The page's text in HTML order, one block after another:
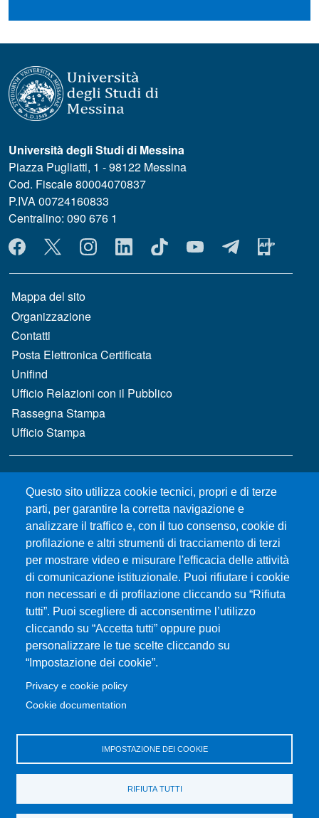
Questo sito utilizza cookie tecnici, propri e di terze
parti, per garantire la corretta navigazione e
analizzare il traffico e, con il tuo consenso, cookie di
profilazione e altri strumenti di tracciamento di terzi
per mostrare video e misurare l'efficacia delle attività
di comunicazione istituzionale. Puoi rifiutare i cookie
non necessari e di profilazione cliccando su “Rifiuta
tutti”. Puoi scegliere di acconsentirne l’utilizzo
cliccando su “Accetta tutti” oppure puoi
personalizzare le tue scelte cliccando su
“Impostazione dei cookie”.
Privacy e cookie policy
Cookie documentation
IMPOSTAZIONE DEI COOKIE
RIFIUTA TUTTI
Università degli Studi di Messina
Piazza Pugliatti, 1 - 98122 Messina
Cod. Fiscale 80004070837
P.IVA 00724160833
Centralino: 090 676 1
MENÙ SOCIAL
MENÙ FOOTER 1
Mappa del sito
Organizzazione
Contatti
Posta Elettronica Certificata
Unifind
Ufficio Relazioni con il Pubblico
Rassegna Stampa
Ufficio Stampa
MENÙ FOOTER 2
Gare d'appalto
Albo online
CIAM - Servizi Informatici
Brand Identity
Elenco siti tematici
Servizi per Disabilità e DSA
Sostieni Unime
Performance - trasparenza
Amministrazione trasparente
Note Legali
Atti di notifica
Pianificazione strategica
Privacy e cookie policy
Rivedi le tue scelte sui cookie